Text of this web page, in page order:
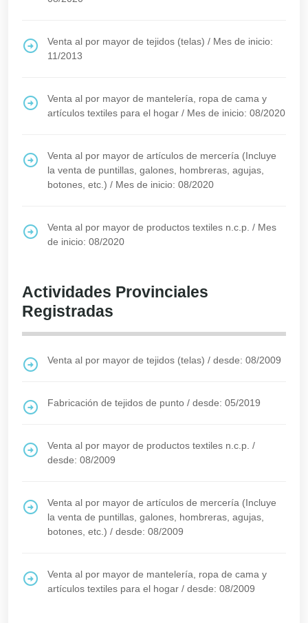
Venta al por mayor de tejidos (telas) / Mes de inicio:
11/2013
Venta al por mayor de mantelería, ropa de cama y
artículos textiles para el hogar / Mes de inicio: 08/2020
Venta al por mayor de artículos de mercería (Incluye
la venta de puntillas, galones, hombreras, agujas,
botones, etc.) / Mes de inicio: 08/2020
Venta al por mayor de productos textiles n.c.p. / Mes
de inicio: 08/2020
Actividades Provinciales
Registradas
Venta al por mayor de tejidos (telas) / desde: 08/2009
Fabricación de tejidos de punto / desde: 05/2019
Venta al por mayor de productos textiles n.c.p. /
desde: 08/2009
Venta al por mayor de artículos de mercería (Incluye
la venta de puntillas, galones, hombreras, agujas,
botones, etc.) / desde: 08/2009
Venta al por mayor de mantelería, ropa de cama y
artículos textiles para el hogar / desde: 08/2009